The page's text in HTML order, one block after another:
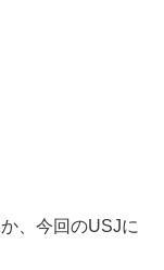
、今回のUSJに